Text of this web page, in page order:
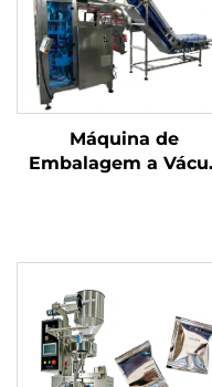
Máquina de
Embalagem a